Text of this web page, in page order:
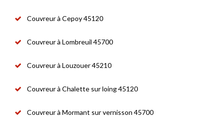
Couvreur à Cepoy 45120
Couvreur à Lombreuil 45700
Couvreur à Louzouer 45210
Couvreur à Chalette sur loing 45120
Couvreur à Mormant sur vernisson 45700